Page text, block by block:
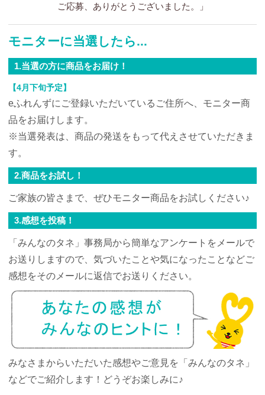
ご応募、ありがとうございました。」
モニターに当選したら...
1.当選の方に商品をお届け！
【4月下旬予定】
eふれんずにご登録いただいているご住所へ、モニター商
品をお届けします。
※当選発表は、商品の発送をもって代えさせていただきま
す。
2.商品をお試し！
ご家族の皆さまで、ぜひモニター商品をお試しください♪
3.感想を投稿！
「みんなのタネ」事務局から簡単なアンケートをメールで
お送りしますので、気づいたことや気になったことなどご
感想をそのメールに返信でお送りください。
みなさまからいただいた感想やご意見を「みんなのタネ」
などでご紹介します！どうぞお楽しみに♪